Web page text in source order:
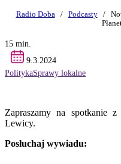
Radio Doba / Podcasty /
15 min.
9.3.2024
PolitykaSprawy lokalne
Zapraszamy na spotkanie
Lewicy.
Posłuchaj wywiadu: